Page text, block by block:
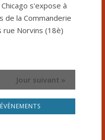
s'expose à
de la Commanderie
rue Norvins (18è)
Jour suivant »